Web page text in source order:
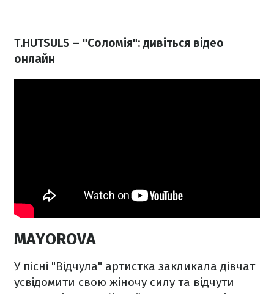
T.HUTSULS – "Соломія": дивіться відео
онлайн
MAYOROVA
У пісні "Відчула" артистка закликала дівчат
усвідомити свою жіночу силу та відчути